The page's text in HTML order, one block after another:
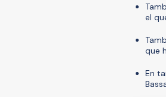
el
que
En